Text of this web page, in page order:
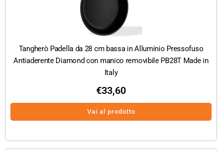
Tangherò Padella da 28 cm bassa in Alluminio Pressofuso
Antiaderente Diamond con manico removibile PB28T Made in
Italy
€33,60
Vai al prodotto